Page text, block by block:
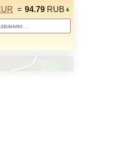
= 94.79 RUB